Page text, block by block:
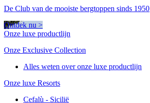
De Club van de mooiste bergtoppen sinds 1950
Ontdek nu >
Onze luxe productlijn
Onze Exclusive Collection
Alles weten over onze luxe productlijn
Onze luxe Resorts
Cefalù - Sicilië